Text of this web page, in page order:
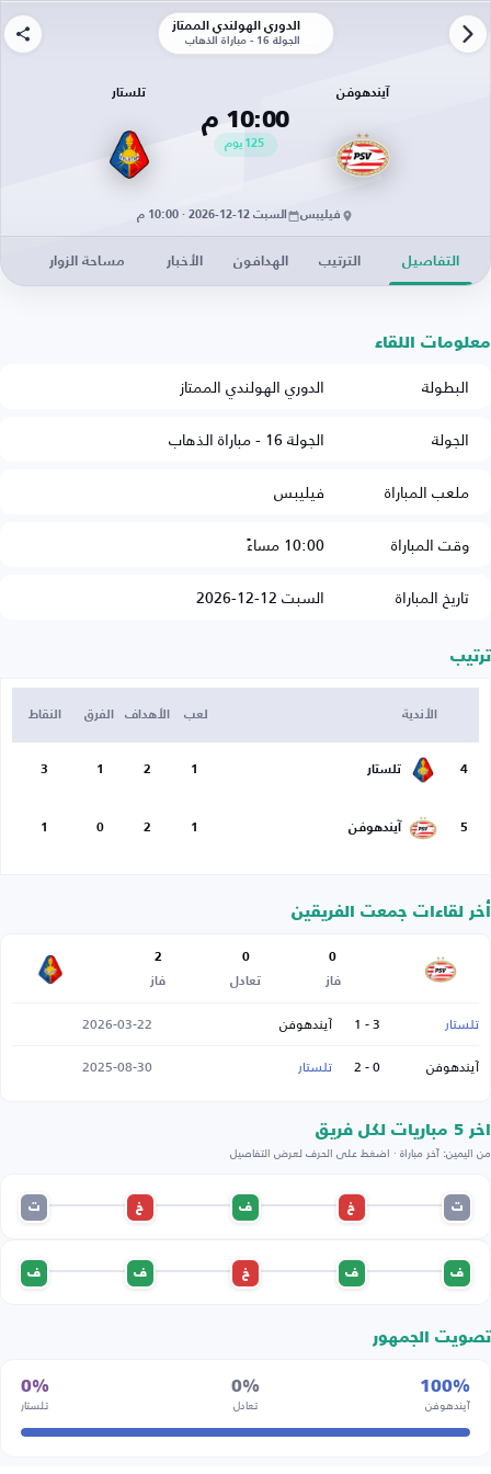
الدوري الهولندي الممتاز
الجولة 16 - مباراة الذهاب
آيندهوفن
10:00 م
125 يوم
تلستار
فيليبس السبت 12-12-2026 · 10:00 م
التفاصيل الترتيب الهدافون الأخبار مساحة الزوار
معلومات اللقاء
البطولة
الدوري الهولندي الممتاز
الجولة
الجولة 16 - مباراة الذهاب
ملعب المباراة
فيليبس
وقت المباراة
10:00 مساءً
تاريخ المباراة
السبت 12-12-2026
ترتيب
الأندية لعب الأهداف الفرق النقاط
4 تلستار 1
2
1
3
5 آيندهوفن 1
2
0
1
أخر لقاءات جمعت الفريقين
0
فاز
0
تعادل
2
فاز
تلستار 3 - 1 آيندهوفن
2026-03-22
آيندهوفن
0 - 2 تلستار 2025-08-30
اخر 5 مباريات لكل فريق
من اليمين: آخر مباراة · اضغط على الحرف لعرض التفاصيل
ت خ ف خ ت
ف ف خ ف ف
تصويت الجمهور
100%
آيندهوفن
0%
تعادل
0%
تلستار